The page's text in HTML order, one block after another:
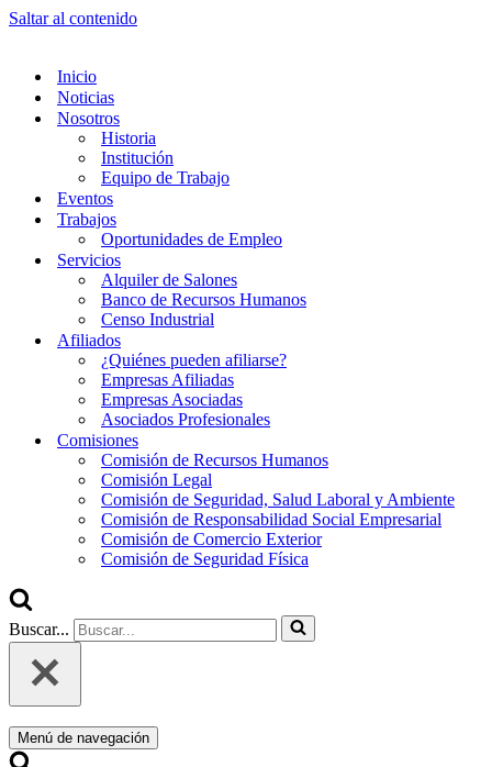
Saltar al contenido
Inicio
Noticias
Nosotros
Historia
Institución
Equipo de Trabajo
Eventos
Trabajos
Oportunidades de Empleo
Servicios
Alquiler de Salones
Banco de Recursos Humanos
Censo Industrial
Afiliados
¿Quiénes pueden afiliarse?
Empresas Afiliadas
Empresas Asociadas
Asociados Profesionales
Comisiones
Comisión de Recursos Humanos
Comisión Legal
Comisión de Seguridad, Salud Laboral y Ambiente
Comisión de Responsabilidad Social Empresarial
Comisión de Comercio Exterior
Comisión de Seguridad Física
Buscar...
Menú de navegación